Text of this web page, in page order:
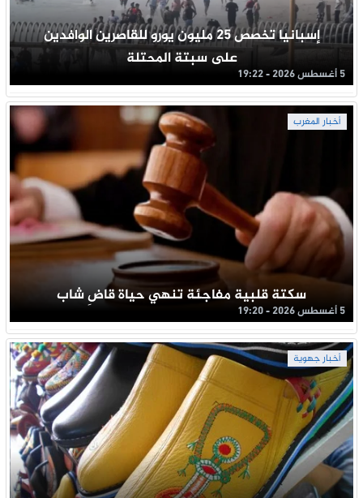
إسبانيا تخصص 25 مليون يورو للقاصرين الوافدين
على سبتة المحتلة
5 أغسطس 2026 - 19:22
أخبار المغرب
سكتة قلبية مفاجئة تنهي حياة قاضِ شاب
5 أغسطس 2026 - 19:20
أخبار جهوية